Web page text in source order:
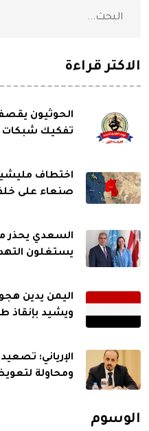
الاكثر قراءة
الحوثيون
تفكيك شبكات
اختطاف
صنعاء على
السعدي يحذر
يستغلون
اليمن يدين
ويشيد بإنقاذ
الإرياني:
ومحاولة
الوسوم